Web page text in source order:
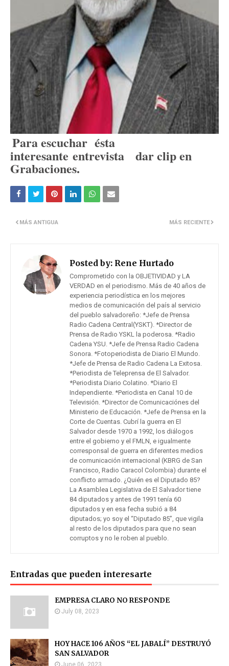
Para escuchar ésta
interesante entrevista dar clip en
Grabaciones.
MÁS RECIENTE
MÁS ANTIGUA
Posted by: Rene Hurtado
Comprometido con la OBJETIVIDAD y LA
VERDAD en el periodismo. Más de 40 años de
experiencia periodística en los mejores
medios de comunicación del país al servicio
del pueblo salvadoreño: *Jefe de Prensa
Radio Cadena Central(YSKT). *Director de
Prensa de Radio YSKL la poderosa. *Radio
Cadena YSU. *Jefe de Prensa Radio Cadena
Sonora. *Fotoperiodista de Diario El Mundo.
*Jefe de Prensa de Radio Cadena La Exitosa.
*Periodista de Teleprensa de El Salvador.
*Periodista Diario Colatino. *Diario El
Independiente. *Periodista en Canal 10 de
Televisión. *Director de Comunicaciónes del
Ministerio de Educación. *Jefe de Prensa en la
Corte de Cuentas. Cubrí la guerra en El
Salvador desde 1970 a 1992, los diálogos
entre el gobierno y el FMLN, e igualmente
corresponsal de guerra en diferentes medios
de comunicación internacional (KBRG de San
Francisco, Radio Caracol Colombia) durante el
conflicto armado. ¿Quién es el Diputado 85?
La Asamblea Legislativa de El Salvador tiene
84 diputados y antes de 1991 tenía 60
diputados y en esa fecha subió a 84
diputados; yo soy el “Diputado 85”, que vigila
al resto de los diputados para que no sean
corruptos y no le roben al pueblo.
Entradas que pueden interesarte
EMPRESA CLARO NO RESPONDE
July 08, 2023
HOY HACE 106 AÑOS “EL JABALÍ” DESTRUYÓ
SAN SALVADOR